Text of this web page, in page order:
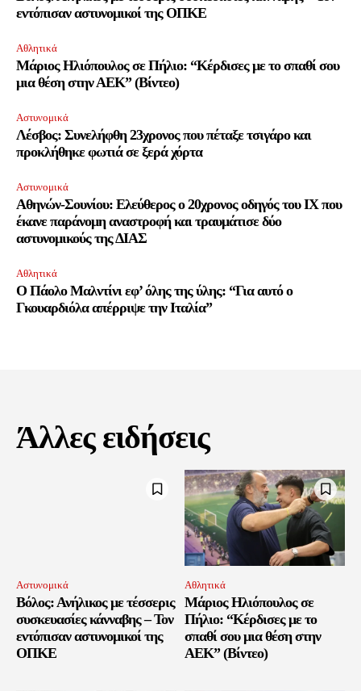
Έχω διαβάσει και αποδέχομαι την Πολιτική Απορρήτου
32,111 32,214
εντόπισαν αστυνομικοί της ΟΠΚΕ
Αθλητικά
Μάριος Ηλιόπουλος σε Πήλιο: “Κέρδισες με το σπαθί σου
μια θέση στην ΑΕΚ” (Βίντεο)
Αστυνομικά
Λέσβος: Συνελήφθη 23χρονος που πέταξε τσιγάρο και
προκλήθηκε φωτιά σε ξερά χόρτα
Αστυνομικά
Αθηνών-Σουνίου: Ελεύθερος ο 20χρονος οδηγός του ΙΧ που
έκανε παράνομη αναστροφή και τραυμάτισε δύο
αστυνομικούς της ΔΙΑΣ
Αθλητικά
O Πάολο Μαλντίνι εφ’ όλης της ύλης: “Για αυτό ο
Γκουαρδιόλα απέρριψε την Ιταλία”
Άλλες ειδήσεις
Αστυνομικά
Βόλος: Ανήλικος με τέσσερις
συσκευασίες κάνναβης – Τον
εντόπισαν αστυνομικοί της
ΟΠΚΕ
Αθλητικά
Μάριος Ηλιόπουλος σε
Πήλιο: “Κέρδισες με το
σπαθί σου μια θέση στην
ΑΕΚ” (Βίντεο)